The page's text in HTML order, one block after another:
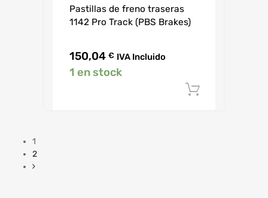
Pastillas de freno traseras
1142 Pro Track (PBS Brakes)
150,04 € IVA Incluido
1 en stock
1
2